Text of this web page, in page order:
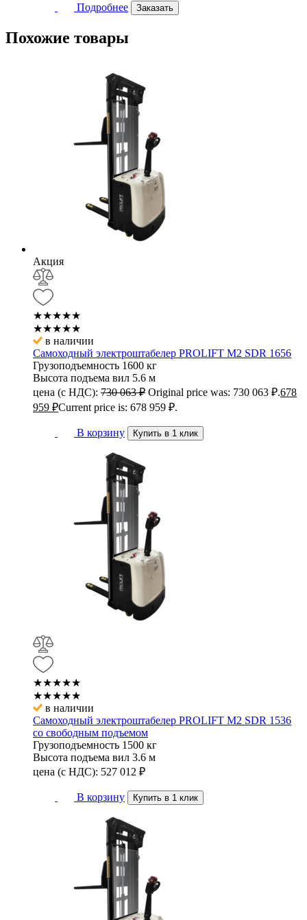
Подробнее Заказать
Похожие товары
Акция
★★★★★
★★★★★
в наличии
Самоходный электроштабелер PROLIFT M2 SDR 1656
Грузоподъемность 1600 кг
Высота подъема вил 5.6 м
цена (с НДС): 730 063₽ Original price was: 730 063 ₽.678
959 ₽Current price is: 678 959 ₽.
В корзину Купить в 1 клик
★★★★★
★★★★★
в наличии
Самоходный электроштабелер PROLIFT M2 SDR 1536
со свободным подъемом
Грузоподъемность 1500 кг
Высота подъема вил 3.6 м
цена (с НДС): 527 012 ₽
В корзину Купить в 1 клик